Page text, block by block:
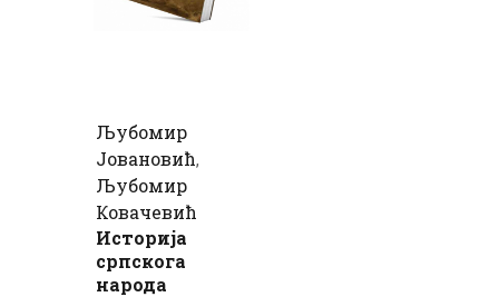
Љубомир
Јовановић,
Љубомир
Ковачевић
Историја
српскога
народа